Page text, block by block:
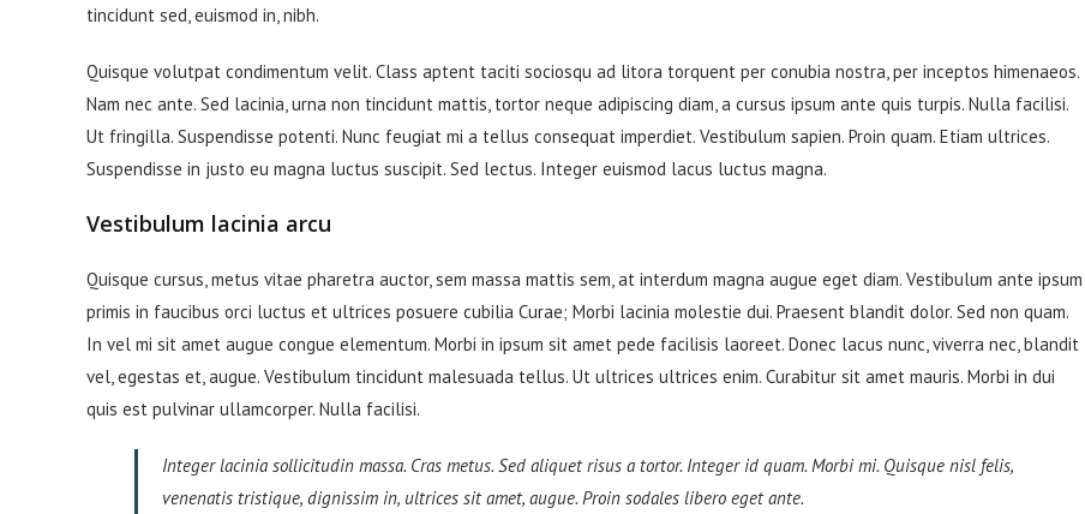
tincidunt sed, euismod in, nibh.
Quisque volutpat condimentum velit. Class aptent taciti sociosqu ad litora torquent per conubia nostra, per inceptos himenaeos.
Nam nec ante. Sed lacinia, urna non tincidunt mattis, tortor neque adipiscing diam, a cursus ipsum ante quis turpis. Nulla facilisi.
Ut fringilla. Suspendisse potenti. Nunc feugiat mi a tellus consequat imperdiet. Vestibulum sapien. Proin quam. Etiam ultrices.
Suspendisse in justo eu magna luctus suscipit. Sed lectus. Integer euismod lacus luctus magna.
Vestibulum lacinia arcu
Quisque cursus, metus vitae pharetra auctor, sem massa mattis sem, at interdum magna augue eget diam. Vestibulum ante ipsum
primis in faucibus orci luctus et ultrices posuere cubilia Curae; Morbi lacinia molestie dui. Praesent blandit dolor. Sed non quam.
In vel mi sit amet augue congue elementum. Morbi in ipsum sit amet pede facilisis laoreet. Donec lacus nunc, viverra nec, blandit
vel, egestas et, augue. Vestibulum tincidunt malesuada tellus. Ut ultrices ultrices enim. Curabitur sit amet mauris. Morbi in dui
quis est pulvinar ullamcorper. Nulla facilisi.
Integer lacinia sollicitudin massa. Cras metus. Sed aliquet risus a tortor. Integer id quam. Morbi mi. Quisque nisl felis,
venenatis tristique, dignissim in, ultrices sit amet, augue. Proin sodales libero eget ante.